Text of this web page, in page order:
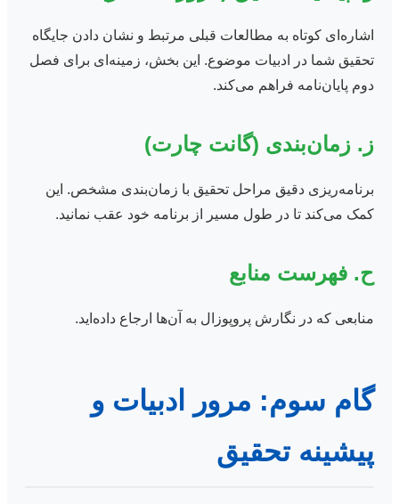
اشاره‌ای کوتاه به مطالعات قبلی مرتبط و نشان دادن جایگاه
تحقیق شما در ادبیات موضوع. این بخش، زمینه‌ای برای فصل
دوم پایان‌نامه فراهم می‌کند.
ز. زمان‌بندی (گانت چارت)
برنامه‌ریزی دقیق مراحل تحقیق با زمان‌بندی مشخص. این
کمک می‌کند تا در طول مسیر از برنامه خود عقب نمانید.
ح. فهرست منابع
منابعی که در نگارش پروپوزال به آن‌ها ارجاع داده‌اید.
گام سوم: مرور ادبیات و
پیشینه تحقیق